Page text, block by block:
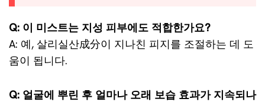
Q: 이 미스트는 지성 피부에도 적합한가요?
A: 예, 살리실산成分이 지나친 피지를 조절하는 데 도
움이 됩니다.
Q: 얼굴에 뿌린 후 얼마나 오래 보습 효과가 지속되나